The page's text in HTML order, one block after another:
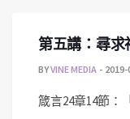
第五講：尋
BYVINE MEDIA 2019-
箴言24章14節：